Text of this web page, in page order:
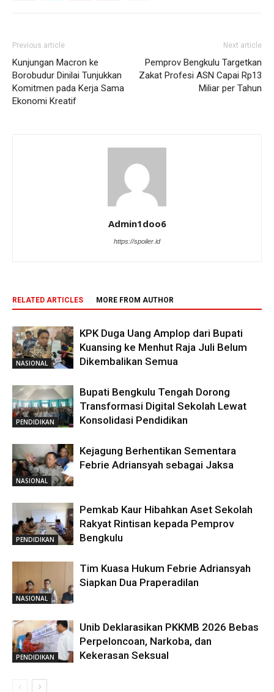
Previous article
Kunjungan Macron ke
Borobudur Dinilai Tunjukkan
Komitmen pada Kerja Sama
Ekonomi Kreatif
Next article
Pemprov Bengkulu Targetkan
Zakat Profesi ASN Capai Rp13
Miliar per Tahun
Admin1doo6
https://spoiler.id
RELATED ARTICLES MORE FROM AUTHOR
NASIONAL
KPK Duga Uang Amplop dari Bupati
Kuansing ke Menhut Raja Juli Belum
Dikembalikan Semua
PENDIDIKAN
Bupati Bengkulu Tengah Dorong
Transformasi Digital Sekolah Lewat
Konsolidasi Pendidikan
NASIONAL
Kejagung Berhentikan Sementara
Febrie Adriansyah sebagai Jaksa
PENDIDIKAN
Pemkab Kaur Hibahkan Aset Sekolah
Rakyat Rintisan kepada Pemprov
Bengkulu
NASIONAL
Tim Kuasa Hukum Febrie Adriansyah
Siapkan Dua Praperadilan
PENDIDIKAN
Unib Deklarasikan PKKMB 2026 Bebas
Perpeloncoan, Narkoba, dan
Kekerasan Seksual